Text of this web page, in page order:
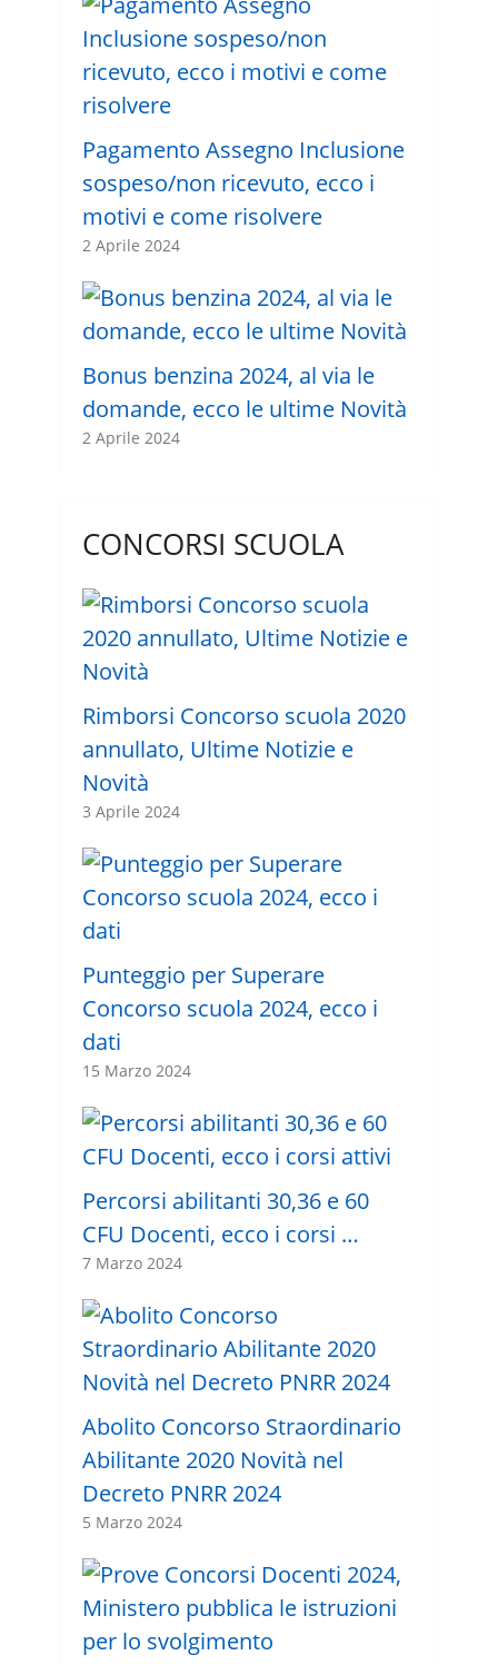
Pagamento Assegno Inclusione
sospeso/non ricevuto, ecco i
motivi e come risolvere
2 Aprile 2024
Bonus benzina 2024, al via le
domande, ecco le ultime Novità
2 Aprile 2024
CONCORSI SCUOLA
Rimborsi Concorso scuola 2020
annullato, Ultime Notizie e
Novità
3 Aprile 2024
Punteggio per Superare
Concorso scuola 2024, ecco i
dati
15 Marzo 2024
Percorsi abilitanti 30,36 e 60
CFU Docenti, ecco i corsi …
7 Marzo 2024
Abolito Concorso Straordinario
Abilitante 2020 Novità nel
Decreto PNRR 2024
5 Marzo 2024